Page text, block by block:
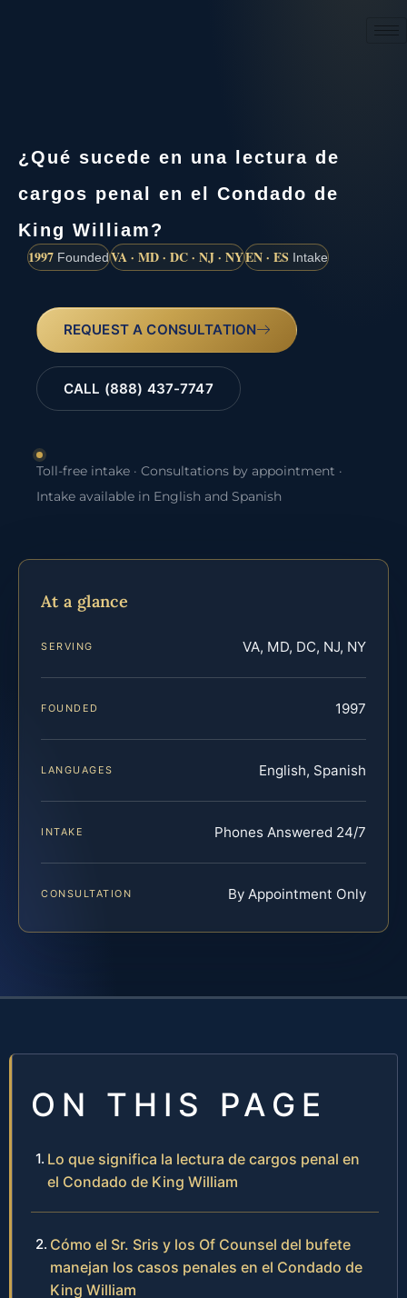
¿Qué sucede en una lectura de
cargos penal en el Condado de
King William?
1997 FoundedVA · MD · DC · NJ · NYEN · ES Intake
REQUEST A CONSULTATION
CALL (888) 437-7747
Toll-free intake · Consultations by appointment ·
Intake available in English and Spanish
At a glance
SERVING VA, MD, DC, NJ, NY
FOUNDED 1997
LANGUAGES English, Spanish
INTAKE Phones Answered 24/7
CONSULTATION By Appointment Only
ON THIS PAGE
Lo que significa la lectura de cargos penal en
el Condado de King William
Cómo el Sr. Sris y los Of Counsel del bufete
manejan los casos penales en el Condado de
King William